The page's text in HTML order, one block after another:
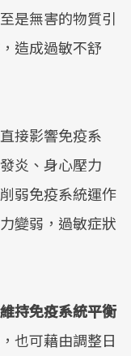
是無害的物質引
造成過敏不舒
接影響免疫系
炎、身心壓力
弱免疫系統運作
變弱，過敏症狀
持免疫系統平衡
也可藉由調整日